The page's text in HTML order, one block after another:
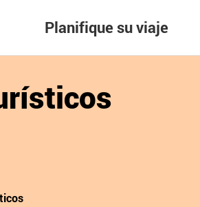
Planifique su viaje